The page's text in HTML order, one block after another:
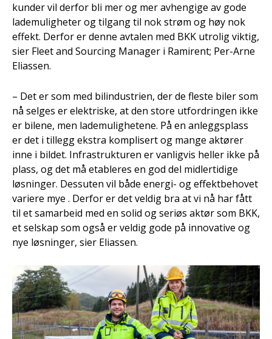
kunder vil derfor bli mer og mer avhengige av gode
lademuligheter og tilgang til nok strøm og høy nok
effekt. Derfor er denne avtalen med BKK utrolig viktig,
sier Fleet and Sourcing Manager i Ramirent; Per-Arne
Eliassen.
– Det er som med bilindustrien, der de fleste biler som
nå selges er elektriske, at den store utfordringen ikke
er bilene, men lademulighetene. På en anleggsplass
er det i tillegg ekstra komplisert og mange aktører
inne i bildet. Infrastrukturen er vanligvis heller ikke på
plass, og det må etableres en god del midlertidige
løsninger. Dessuten vil både energi- og effektbehovet
variere mye . Derfor er det veldig bra at vi nå har fått
til et samarbeid med en solid og seriøs aktør som BKK,
et selskap som også er veldig gode på innovative og
nye løsninger, sier Eliassen.